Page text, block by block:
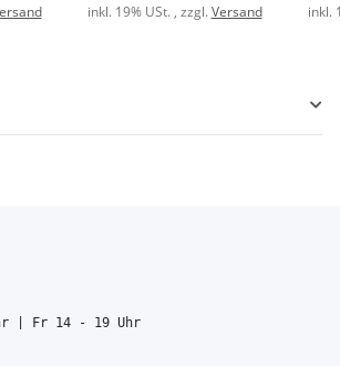
inkl. 19% USt. , zzgl.Versand inkl.
| Fr 14 - 19 Uhr